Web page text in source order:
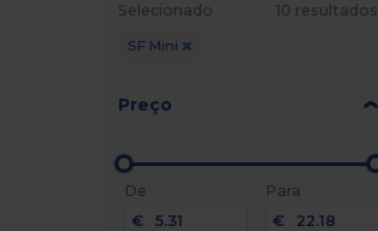
Selecionado
10 resultados.
SF Mini
Preço
De
€
Para
€